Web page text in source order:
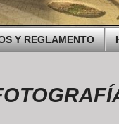
Y REGLAMENTO